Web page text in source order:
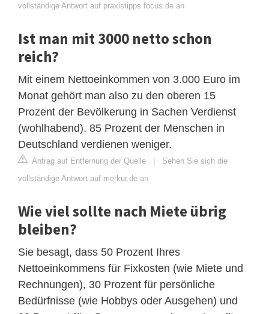
vollständige Antwort auf praxistipps.focus.de an
Ist man mit 3000 netto schon
reich?
Mit einem Nettoeinkommen von 3.000 Euro im
Monat gehört man also zu den oberen 15
Prozent der Bevölkerung in Sachen Verdienst
(wohlhabend). 85 Prozent der Menschen in
Deutschland verdienen weniger.
Antrag auf Entfernung der Quelle | Sehen Sie sich die
vollständige Antwort auf merkur.de an
Wie viel sollte nach Miete übrig
bleiben?
Sie besagt, dass 50 Prozent Ihres
Nettoeinkommens für Fixkosten (wie Miete und
Rechnungen), 30 Prozent für persönliche
Bedürfnisse (wie Hobbys oder Ausgehen) und